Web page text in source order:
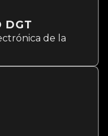
DGT
de la